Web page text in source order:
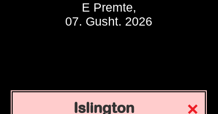
E Premte,
07. Gusht. 2026
Islington